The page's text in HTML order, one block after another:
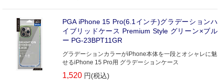
PGA iPhone 15 Pro(6.1インチ)グラデーションハ
イブリッドケース Premium Style グリーン×ブル
ー PG-23BPT11GR
グラデーションカラーがiPhone本体を一段とオシャレに魅
せるiPhone 15 Pro用 グラデーションケース
1,520 円(税込)